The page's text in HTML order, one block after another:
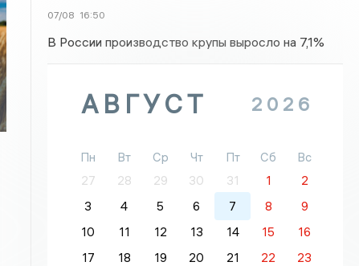
07/08 16:50
В России производство крупы выросло на 7,1%
АВГУСТ 2026
Пн Вт Ср Чт Пт Сб
Вс
27
28 29 30 31 1
2
3
4 5 6 7 8
9
10
11 12 13 14 15
16
17
18 19 20 21 22
23